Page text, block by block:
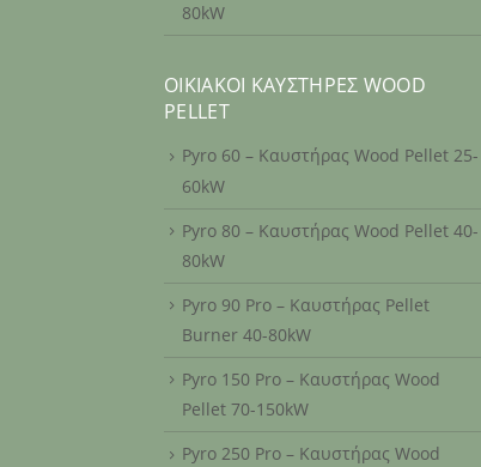
80kW
ΟΙΚΙΑΚΟΊ ΚΑΥΣΤΉΡΕΣ WOOD
PELLET
Pyro 60 – Καυστήρας Wood Pellet 25-
60kW
Pyro 80 – Καυστήρας Wood Pellet 40-
80kW
Pyro 90 Pro – Καυστήρας Pellet
Burner 40-80kW
Pyro 150 Pro – Καυστήρας Wood
Pellet 70-150kW
Pyro 250 Pro – Καυστήρας Wood